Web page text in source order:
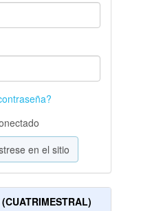
en el sitio